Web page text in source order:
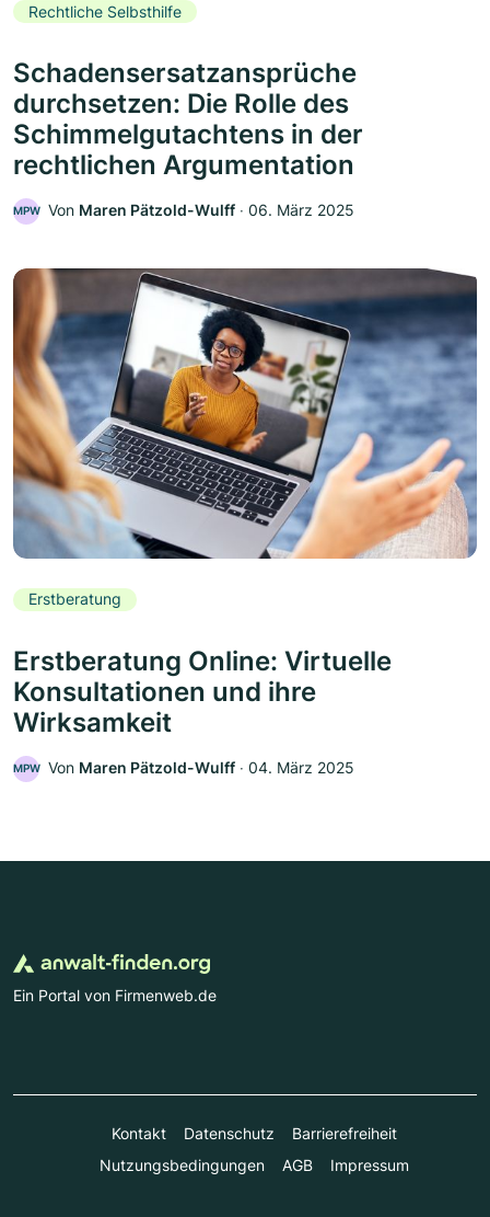
Rechtliche Selbsthilfe
Schadensersatzansprüche
durchsetzen: Die Rolle des
Schimmelgutachtens in der
rechtlichen Argumentation
MPW Von Maren Pätzold-Wulff ‧ 06. März 2025
Erstberatung
Erstberatung Online: Virtuelle
Konsultationen und ihre
Wirksamkeit
MPW Von Maren Pätzold-Wulff ‧ 04. März 2025
Ein Portal von Firmenweb.de
Kontakt Datenschutz
Barrierefreiheit
Nutzungsbedingungen
AGB Impressum